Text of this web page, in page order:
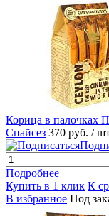
Корица в палочках
Спайсез 370 руб. /
Подробнее
Купить в 1 клик К
В избранное Под